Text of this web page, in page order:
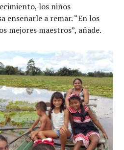
los niños
enseñarle a remar. “En los
mejores maestros”, añade.